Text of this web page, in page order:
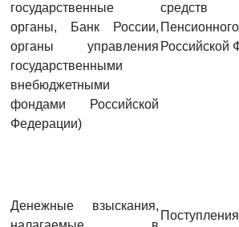
государственные
органы, Банк России,
органы управления
государственными
внебюджетными
фондами Российской
Федерации)
средств
Российской
Денежные взыскания,